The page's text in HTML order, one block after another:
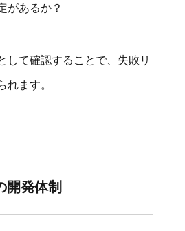
があるか？
して確認することで、失敗リ
れます。
開発体制